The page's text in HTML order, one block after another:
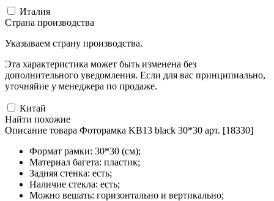
Италия
Страна производства
Указываем страну производства.
Эта характеристика может быть изменена без
дополнительного уведомления. Если для вас принципиально,
уточняйие у менеджера по продаже.
Китай
Найти похожие
Описание товара Фоторамка KB13 black 30*30 арт. [18330]
Формат рамки: 30*30 (см);
Материал багета: пластик;
Задняя стенка: есть;
Наличие стекла: есть;
Можно вешать: горизонтально и вертикально;